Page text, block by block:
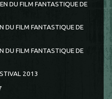
DU FILM FANTASTIQUE DE
DU FILM FANTASTIQUE DE
DU FILM FANTASTIQUE DE
2013